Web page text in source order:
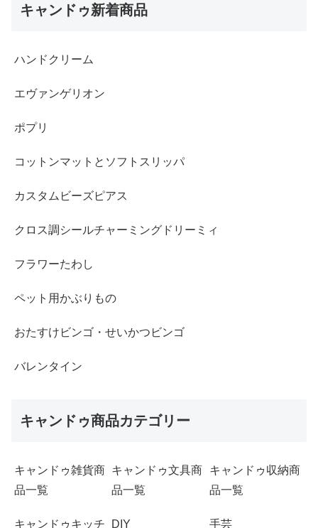
キャンドゥ新着商品
ハンドクリーム
エヴァンゲリオン
ポプリ
コットンマットとソフトスリッパ
カスタムビーズピアス
クロス調シールチャーミングドリーミィ
フラワーたわし
ペット用かぶりもの
おたすけビンゴ・せいかつビンゴ
バレンタイン
キャンドゥ商品カテゴリー
キャンドゥ雑貨商
品一覧
キャンドゥ文具商
品一覧
キャンドゥ収納商
品一覧
キャンドゥキッチ
DIY 手芸